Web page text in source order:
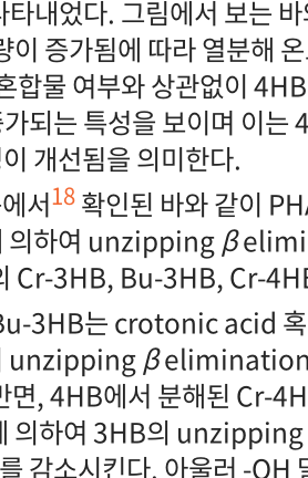
타내었다. 그림에서 보는
증가됨에 따라 열분해
합물 여부와 상관없이
되는 특성을 보이며 이는
개선됨을 의미한다.
서18확인된 바와 같이
하여 unzippingβ
3HB, Bu-3HB, Cr-
3HB는 crotonic acid
unzippingβelimination
면, 4HB에서 분해된 Cr-
의하여 3HB의 unzipping
감소시킨다. 아울러 -OH